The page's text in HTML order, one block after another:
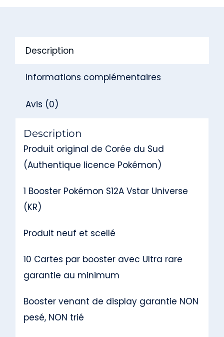
Universe
(KR)
Description
Informations complémentaires
Avis (0)
Description
Produit original de Corée du Sud
(Authentique licence Pokémon)
1 Booster Pokémon S12A Vstar Universe
(KR)
Produit neuf et scellé
10 Cartes par booster avec Ultra rare
garantie au minimum
Booster venant de display garantie NON
pesé, NON trié